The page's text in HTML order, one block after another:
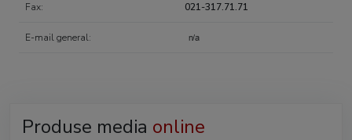
Fax: 021-317.71.71
E-mail general:
Produse media online